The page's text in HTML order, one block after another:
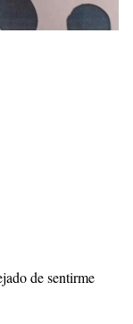
de sentirme